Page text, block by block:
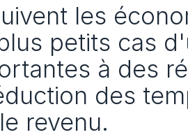
les
petits cas
à des
des
revenu.